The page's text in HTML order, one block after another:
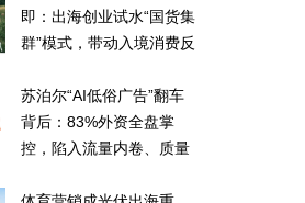
即：出海创业试水“国货集
群”模式，带动入境消费反
苏泊尔“AI低俗广告”翻车
背后：83%外资全盘掌
控，陷入流量内卷、质量